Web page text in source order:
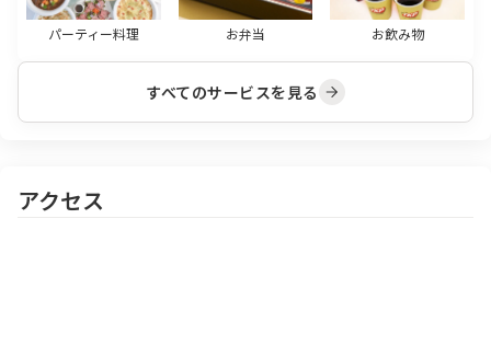
パーティー料理 お弁当 お飲み物
すべてのサービスを見る
アクセス